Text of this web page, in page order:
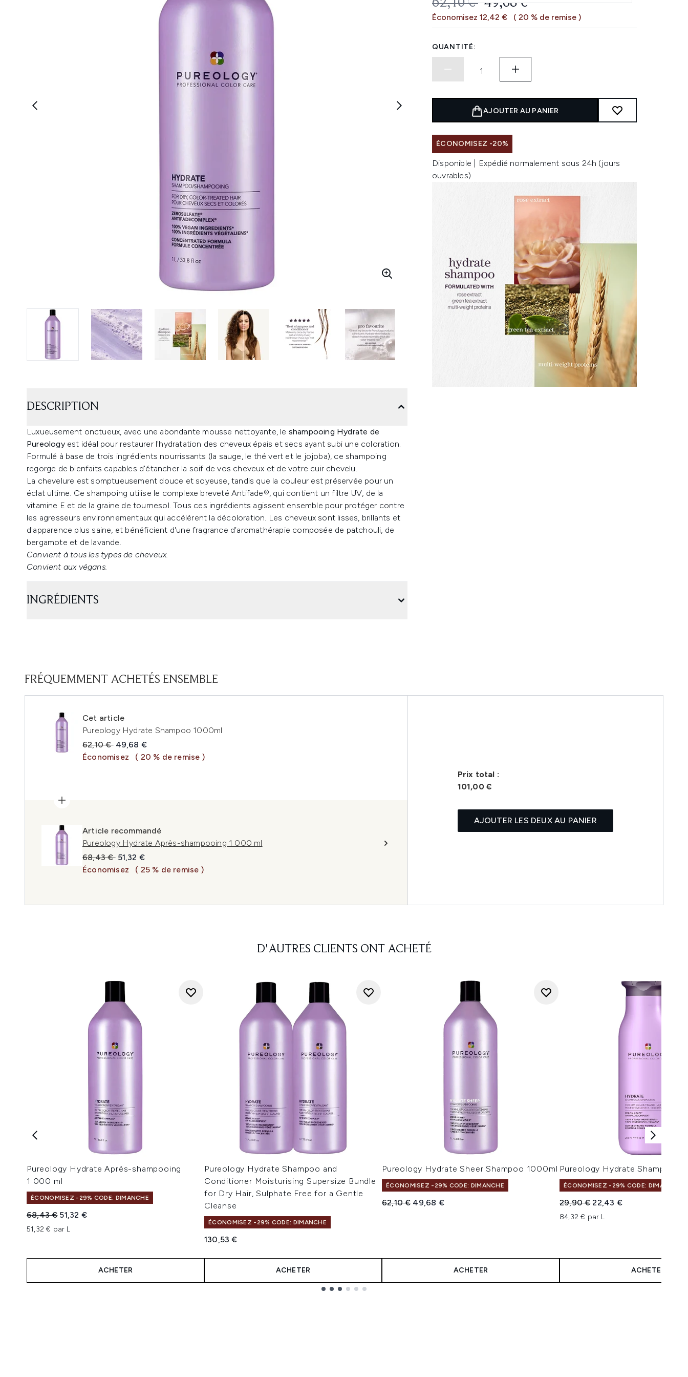
62,10 € 49,68 €
Économisez 12,42 € ( 20 % de remise )
QUANTITÉ:
AJOUTER AU PANIER
ÉCONOMISEZ -20%
Disponible | Expédié normalement sous 24h (jours
ouvrables)
DESCRIPTION
Luxueusement onctueux, avec une abondante mousse nettoyante, le shampooing Hydrate de
Pureologyest idéal pour restaurer l'hydratation des cheveux épais et secs ayant subi une coloration.
Formulé à base de trois ingrédients nourrissants (la sauge, le thé vert et le jojoba), ce shampoing
regorge de bienfaits capables d'étancher la soif de vos cheveux et de votre cuir chevelu.
La chevelure est somptueusement douce et soyeuse, tandis que la couleur est préservée pour un
éclat ultime. Ce shampoing utilise le complexe breveté Antifade®, qui contient un filtre UV, de la
vitamine E et de la graine de tournesol. Tous ces ingrédients agissent ensemble pour protéger contre
les agresseurs environnementaux qui accélèrent la décoloration. Les cheveux sont lisses, brillants et
d'apparence plus saine, et bénéficient d'une fragrance d’aromathérapie composée de patchouli, de
bergamote et de lavande.
Convient à tous les types de cheveux.
Convient aux végans.
INGRÉDIENTS
FRÉQUEMMENT ACHETÉS ENSEMBLE
Cet article
Pureology Hydrate Shampoo 1000ml
Prix de vente :
62,10 € Prix ​​actuel :
49,68 €
Économisez
( 20 % de remise )
Article recommandé
Pureology Hydrate Après-shampooing 1 000 ml
Prix de vente :
68,43 € Prix ​​actuel :
51,32 €
Économisez
( 25 % de remise )
Prix ​​total :
101,00 €
AJOUTER LES DEUX AU PANIER
D'AUTRES CLIENTS ONT ACHETÉ
Pureology Hydrate Après-shampooing
1 000 ml
ÉCONOMISEZ -29% CODE: DIMANCHE
Prix de vente :
68,43 € Prix ​​actuel :
51,32 €
51,32 € par L
ACHETER
Pureology Hydrate Shampoo and
Conditioner Moisturising Supersize Bundle
for Dry Hair, Sulphate Free for a Gentle
Cleanse
ÉCONOMISEZ -29% CODE: DIMANCHE
130,53 €
ACHETER
Pureology Hydrate Sheer Shampoo 1000ml
ÉCONOMISEZ -29% CODE: DIMANCHE
Prix de vente :
62,10 € Prix ​​actuel :
49,68 €
ACHETER
Pureology Hydrate
ÉCONOMISEZ -29% CODE: DIMANCHE
Prix de vente :
29,90 €Prix ​​actuel :
22,43 €
84,32 € par L
ACHETER